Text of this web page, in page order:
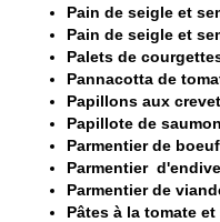
Pain de seigle et
Pain de seigle et
Palets de
Pannacotta de
Papillons aux
Papillote de
Parmentier de
Parmentier
Parmentier de
Pâtes à la tomate